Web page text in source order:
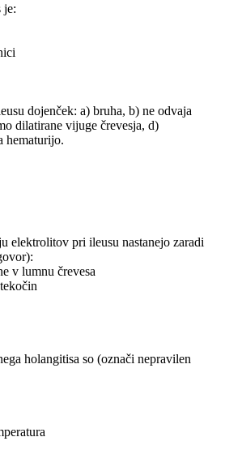
je:
dojenček: a) bruha, b) ne odvaja
dilatirane vijuge črevesja, d)
hematurijo.
elektrolitov pri ileusu nastanejo zaradi
v lumnu črevesa
holangitisa so (označi nepravilen